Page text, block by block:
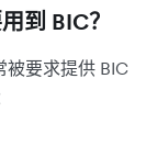
到 BIC？
被要求提供 BIC